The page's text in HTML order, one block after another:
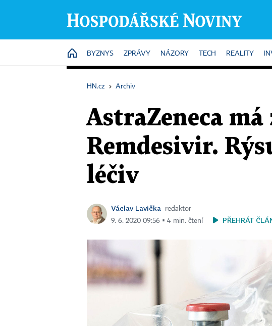
HOME
BYZNYS ZPRÁVY NÁZORY TECH REALITY
HN.cz › Archiv
AstraZeneca
Remdesivir.
léčiv
Václav Lavička
redaktor
9. 6. 2020 09:56 ▪ 4 min. čtení
PŘEHRÁT